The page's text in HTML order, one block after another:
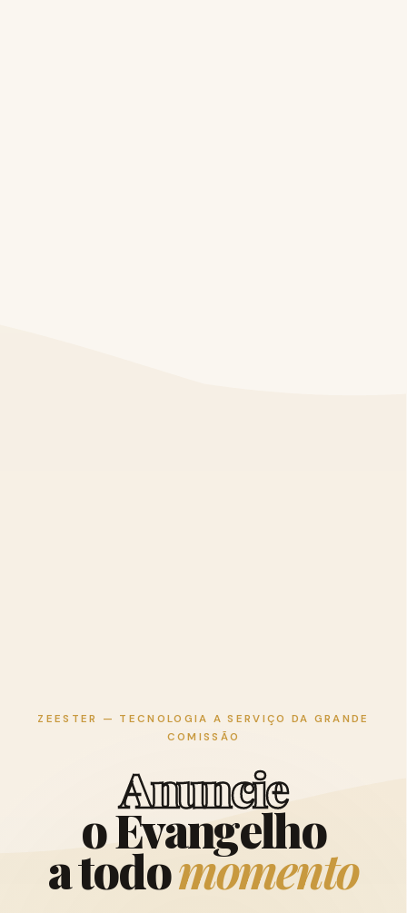
ZEESTER — TECNOLOGIA A SERVIÇO DA GRANDE
COMISSÃO
Anuncie
oEvangelho
atodomomento